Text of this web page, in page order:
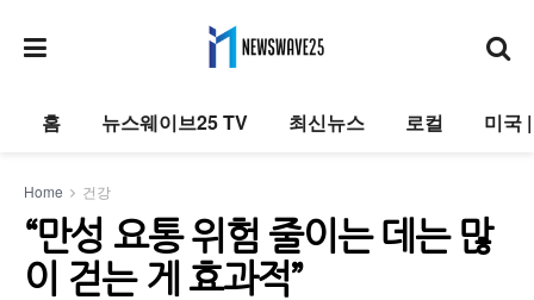
홈 뉴스웨이브25 TV 최신뉴스 로컬 미국
Home 건강
“만성 요통 위험 줄이는 데는 많
이 걷는 게 효과적”